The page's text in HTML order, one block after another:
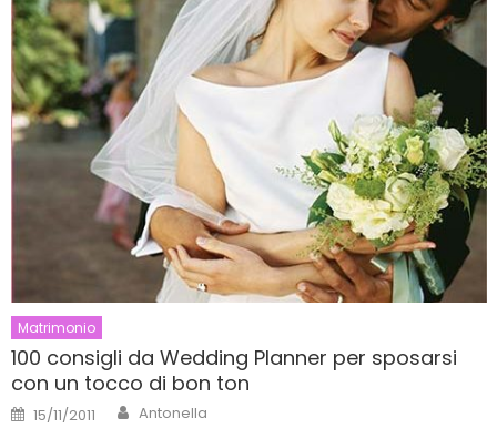
Matrimonio
100 consigli da Wedding Planner per sposarsi
con un tocco di bon ton
Posted
on
15/11/2011 Author
Antonella